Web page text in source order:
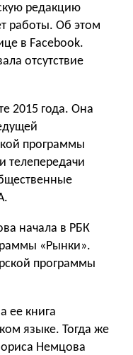
редакцию
работы. Об этом
в Facebook.
отсутствие
2015 года. Она
программы
телепередачи
начала в РБК
«Рынки».
программы
ее книга
языке. Тогда же
Немцова